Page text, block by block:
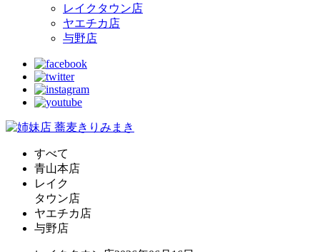
レイクタウン店
ヤエチカ店
与野店
すべて
青山本店
レイク
タウン店
ヤエチカ店
与野店